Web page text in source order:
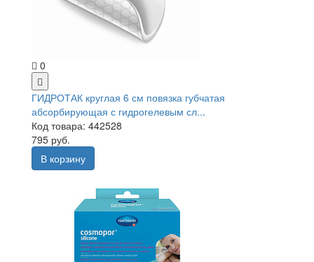
0
ГИДРОТАК круглая 6 см повязка губчатая
абсорбирующая с гидрогелевым сл...
Код товара: 442528
795 руб.
В корзину